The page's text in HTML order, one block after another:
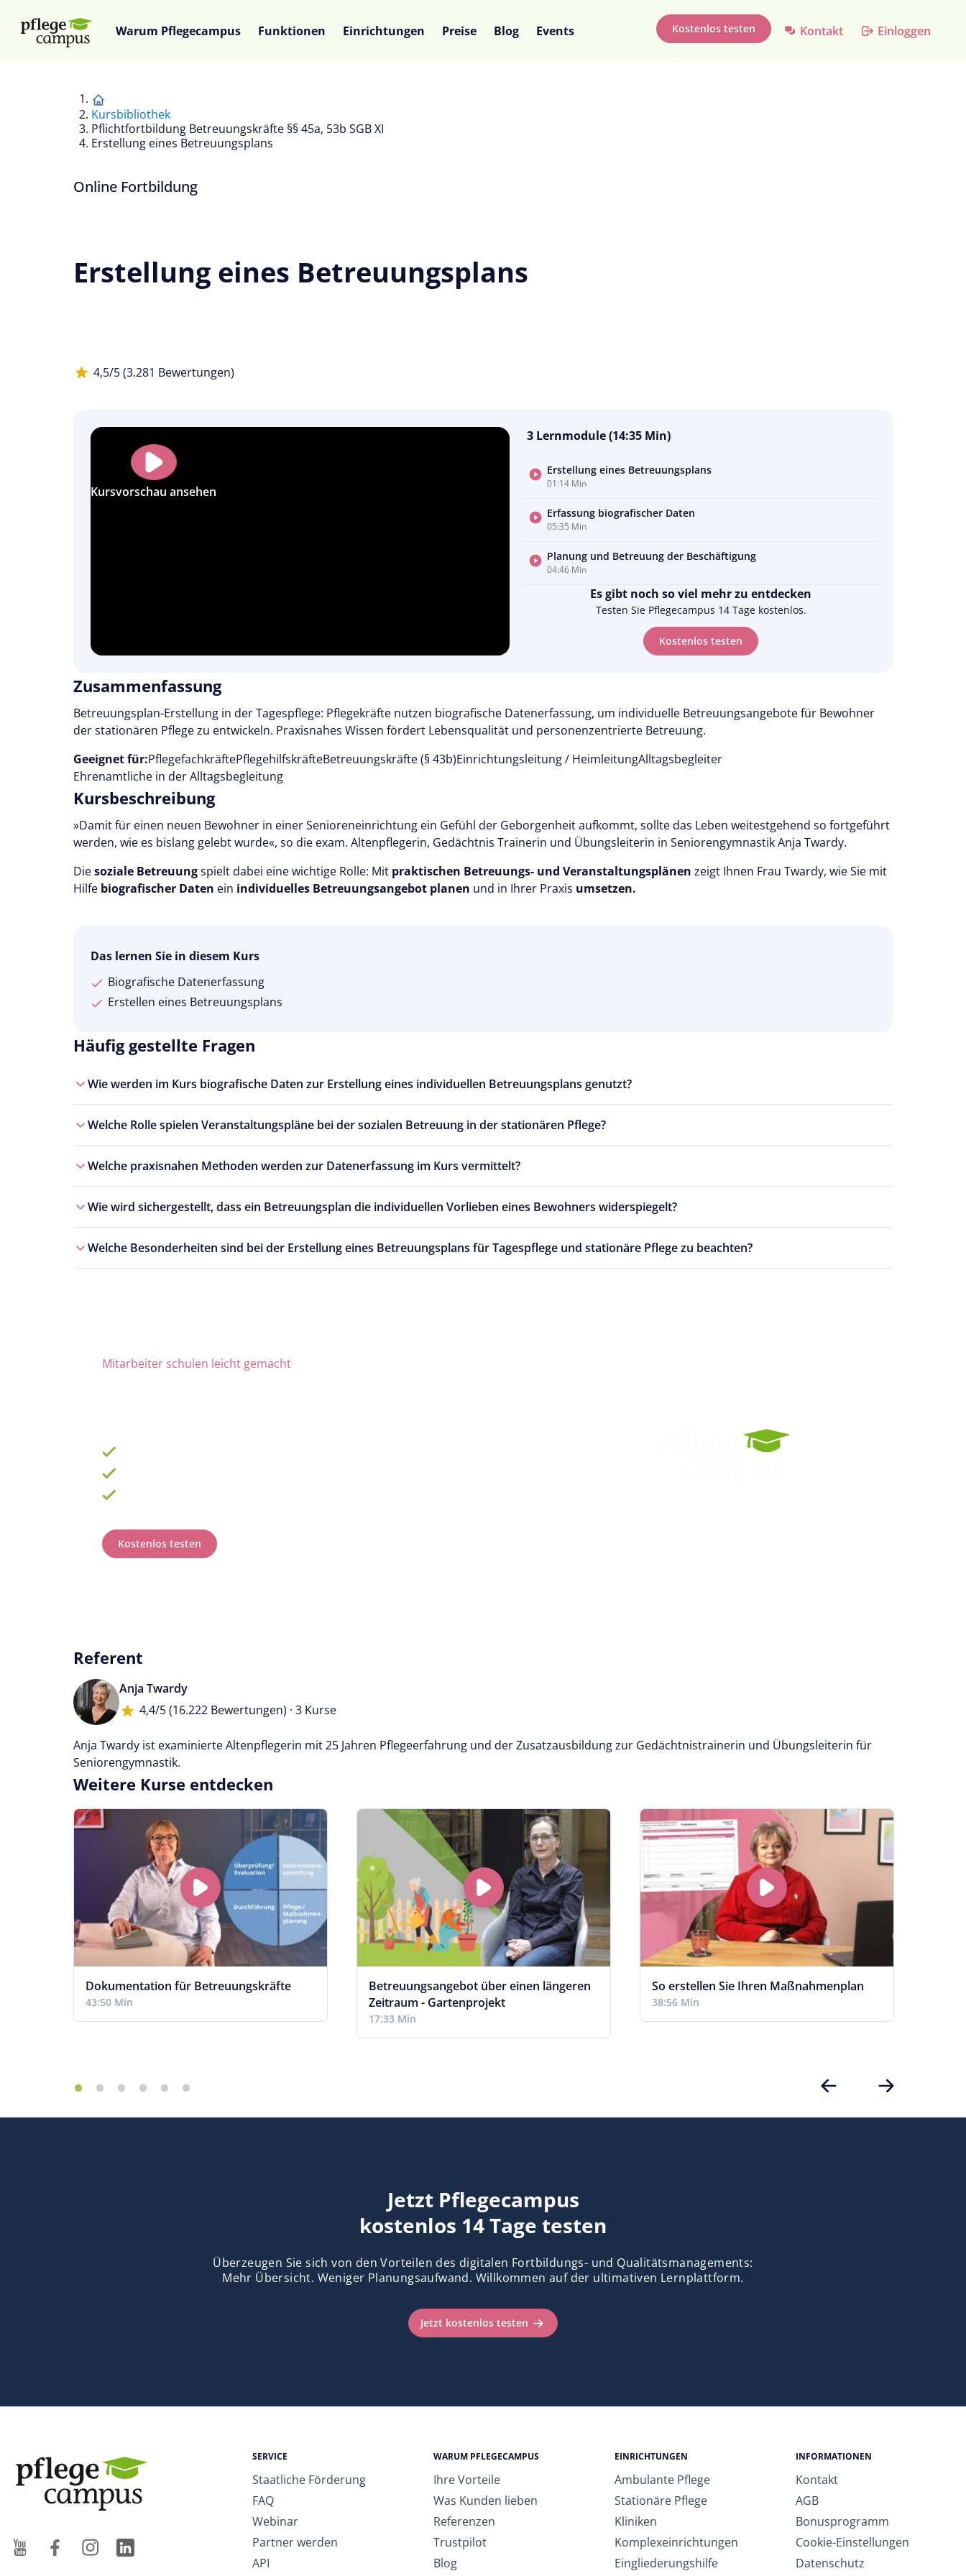
Warum Pflegecampus Funktionen Einrichtungen Preise Blog Events Kostenlos testen Kontakt Einloggen
Kursbibliothek
Pflichtfortbildung Betreuungskräfte §§ 45a, 53b SGB XI
Erstellung eines Betreuungsplans
Online Fortbildung
Erstellung eines Betreuungsplans
4,5/5 (3.281 Bewertungen)
Kursvorschau ansehen
3 Lernmodule (14:35 Min)
Erstellung eines Betreuungsplans
01:14 Min
Erfassung biografischer Daten
05:35 Min
Planung und Betreuung der Beschäftigung
04:46 Min
Es gibt noch so viel mehr zu entdecken
Testen Sie Pflegecampus 14 Tage kostenlos.
Kostenlos testen
Zusammenfassung
Betreuungsplan-Erstellung in der Tagespflege: Pflegekräfte nutzen biografische Datenerfassung, um individuelle Betreuungsangebote für Bewohner
der stationären Pflege zu entwickeln. Praxisnahes Wissen fördert Lebensqualität und personenzentrierte Betreuung.
Geeignet für:PflegefachkräftePflegehilfskräfteBetreuungskräfte (§ 43b)Einrichtungsleitung / HeimleitungAlltagsbegleiter
Ehrenamtliche in der Alltagsbegleitung
Kursbeschreibung
»Damit für einen neuen Bewohner in einer Senioreneinrichtung ein Gefühl der Geborgenheit aufkommt, sollte das Leben weitestgehend so fortgeführt
werden, wie es bislang gelebt wurde«, so die exam. Altenpflegerin, Gedächtnis Trainerin und Übungsleiterin in Seniorengymnastik Anja Twardy.
Diesoziale Betreuungspielt dabei eine wichtige Rolle: Mit praktischen Betreuungs- und Veranstaltungsplänen zeigt Ihnen Frau Twardy, wie Sie mit
Hilfe biografischer Daten ein individuelles Betreuungsangebot planen und in Ihrer Praxis umsetzen.
Das lernen Sie in diesem Kurs
Biografische Datenerfassung
Erstellen eines Betreuungsplans
Häufig gestellte Fragen
Wie werden im Kurs biografische Daten zur Erstellung eines individuellen Betreuungsplans genutzt?
Welche Rolle spielen Veranstaltungspläne bei der sozialen Betreuung in der stationären Pflege?
Welche praxisnahen Methoden werden zur Datenerfassung im Kurs vermittelt?
Wie wird sichergestellt, dass ein Betreuungsplan die individuellen Vorlieben eines Bewohners widerspiegelt?
Welche Besonderheiten sind bei der Erstellung eines Betreuungsplans für Tagespflege und stationäre Pflege zu beachten?
Mitarbeiter schulen leicht gemacht
Kostenlos testen
Referent
Anja Twardy
4,4/5(16.222 Bewertungen) · 3 Kurse
Anja Twardy ist examinierte Altenpflegerin mit 25 Jahren Pflegeerfahrung und der Zusatzausbildung zur Gedächtnistrainerin und Übungsleiterin für
Seniorengymnastik.
Weitere Kurse entdecken
Dokumentation für Betreuungskräfte
43:50 Min
Betreuungsangebot über einen längeren
Zeitraum - Gartenprojekt
17:33 Min
So erstellen Sie Ihren Maßnahmenplan
38:56 Min
Jetzt Pflegecampus
kostenlos 14 Tage testen
Überzeugen Sie sich von den Vorteilen des digitalen Fortbildungs- und Qualitätsmanagements:
Mehr Übersicht. Weniger Planungsaufwand. Willkommen auf der ultimativen Lernplattform.
Jetzt kostenlos testen
SERVICE
Staatliche Förderung
FAQ
Webinar
Partner werden
API
WARUM PFLEGECAMPUS
Ihre Vorteile
Was Kunden lieben
Referenzen
Trustpilot
Blog
EINRICHTUNGEN
Ambulante Pflege
Stationäre Pflege
Kliniken
Komplexeinrichtungen
Eingliederungshilfe
INFORMATIONEN
Kontakt
AGB
Bonusprogramm
Cookie-Einstellungen
Datenschutz